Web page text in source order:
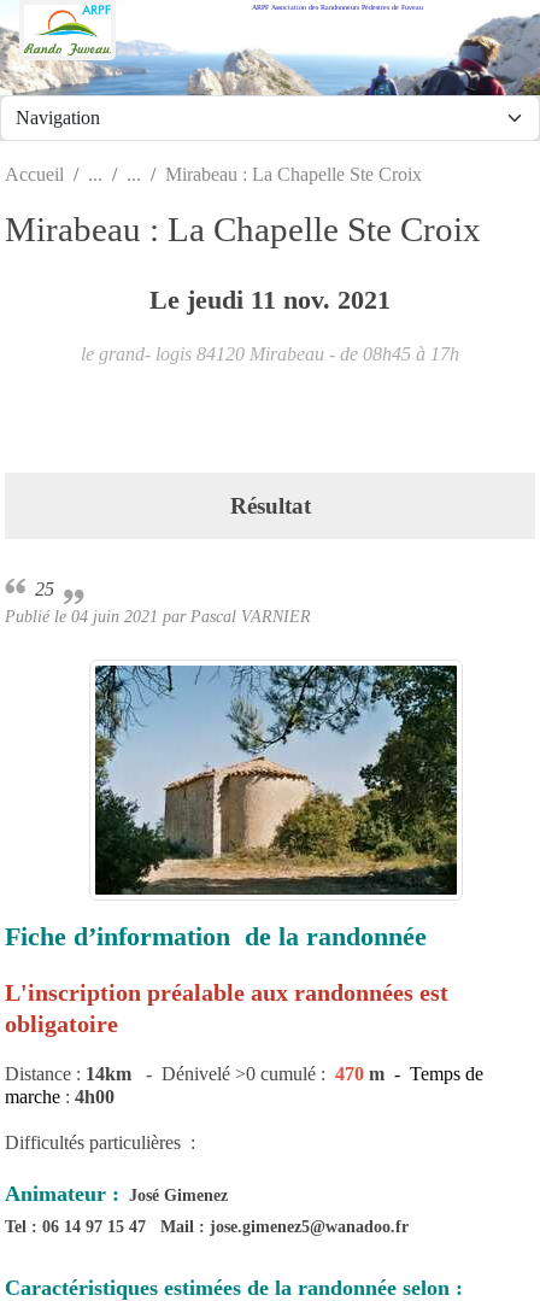
ARPF Association des Randonneurs Pédestres de Fuveau
Accueil Mirabeau : La Chapelle Ste Croix
Mirabeau : La Chapelle Ste Croix
Le jeudi 11 nov. 2021
le grand- logis 84120 Mirabeau - de 08h45 à 17h
Résultat
25
Publié le 04 juin 2021 par Pascal VARNIER
Fiche d’information de la randonnée
L'inscription préalable aux randonnées est
obligatoire
Distance : 14km - Dénivelé >0 cumulé : 470 m - Temps de
marche : 4h00
Difficultés particulières :
Animateur : José Gimenez
Tel : 06 14 97 15 47 Mail : jose.gimenez5@wanadoo.fr
Caractéristiques estimées de la randonnée selon :
Panneau de gestion des cookies